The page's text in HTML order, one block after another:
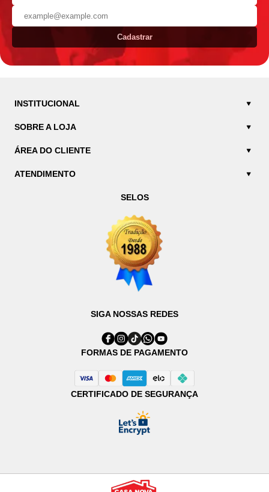
Cadastrar
INSTITUCIONAL
SOBRE A LOJA
ÁREA DO CLIENTE
ATENDIMENTO
SELOS
SIGA NOSSAS REDES
FORMAS DE PAGAMENTO
CERTIFICADO DE SEGURANÇA